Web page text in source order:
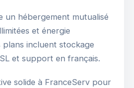
un hébergement mutualisé
et énergie
plans incluent stockage
et support en français.
solide à FranceServ pour